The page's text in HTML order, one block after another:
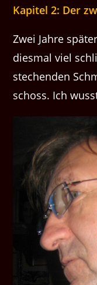
Kapitel 2: Der
Zwei Jahre
diesmal viel
stechenden
schoss. Ich